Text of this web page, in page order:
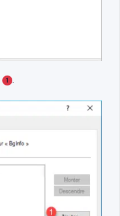
1 .